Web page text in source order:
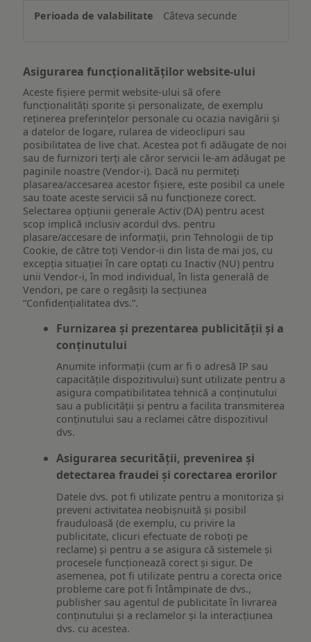
dispozitiv
Câteva secunde
Asigurarea funcționalităților website-ului
Aceste fișiere permit website-ului să ofere
funcționalități sporite și personalizate, de exemplu
reţinerea preferinţelor personale cu ocazia navigării și
a datelor de logare, rularea de videoclipuri sau
posibilitatea de live chat. Acestea pot fi adăugate de noi
sau de furnizori terți ale căror servicii le-am adăugat pe
paginile noastre (Vendor-i). Dacă nu permiteți
plasarea/accesarea acestor fișiere, este posibil ca unele
sau toate aceste servicii să nu funcționeze corect.
Selectarea opțiunii generale Activ (DA) pentru acest
scop implică inclusiv acordul dvs. pentru
plasare/accesare de informații, prin Tehnologii de tip
Cookie, de către toți Vendor-ii din lista de mai jos, cu
excepția situației în care optați cu Inactiv (NU) pentru
unii Vendor-i, în mod individual, în lista generală de
Vendori, pe care o regăsiți la secțiunea
“Confidențialitatea dvs.”.
Furnizarea și prezentarea publicității și a
conținutului
Anumite informații (cum ar fi o adresă IP sau
capacitățile dispozitivului) sunt utilizate pentru a
asigura compatibilitatea tehnică a conținutului
sau a publicității și pentru a facilita transmiterea
conținutului sau a reclamei către dispozitivul
dvs.
Asigurarea securității, prevenirea și
detectarea fraudei și corectarea erorilor
Datele dvs. pot fi utilizate pentru a monitoriza și
preveni activitatea neobișnuită și posibil
frauduloasă (de exemplu, cu privire la
publicitate, clicuri efectuate de roboți pe
reclame) și pentru a se asigura că sistemele și
procesele funcționează corect și sigur. De
asemenea, pot fi utilizate pentru a corecta orice
probleme care pot fi întâmpinate de dvs.,
publisher sau agentul de publicitate în livrarea
conținutului și a reclamelor și la interacțiunea
dvs. cu acestea.